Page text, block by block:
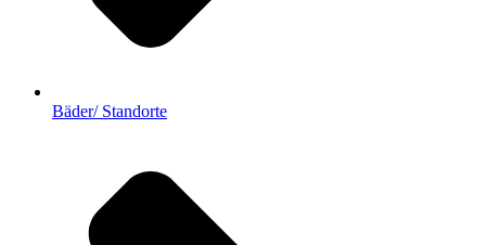
Bäder/ Standorte